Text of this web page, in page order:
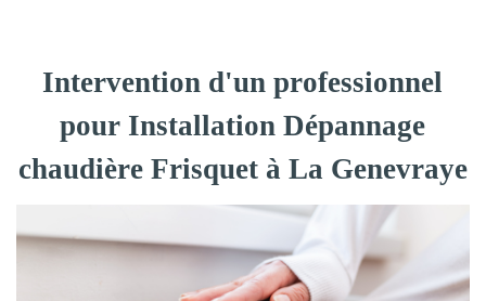
Intervention d'un professionnel
pour Installation Dépannage
chaudière Frisquet à La Genevraye